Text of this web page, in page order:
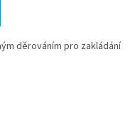
děrováním pro zakládání